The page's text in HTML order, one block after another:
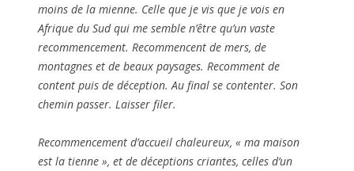
moins de la mienne. Celle que je vis que je vois en
Afrique du Sud qui me semble n’être qu’un vaste
recommencement. Recommencent de mers, de
montagnes et de beaux paysages. Recomment de
content puis de déception. Au final se contenter. Son
chemin passer. Laisser filer.
Recommencement d’accueil chaleureux, « ma maison
est la tienne », et de déceptions criantes, celles d’un